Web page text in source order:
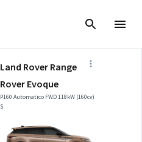
Land Rover Range
Rover Evoque
P160 Automatico FWD 118kW (160cv)
S